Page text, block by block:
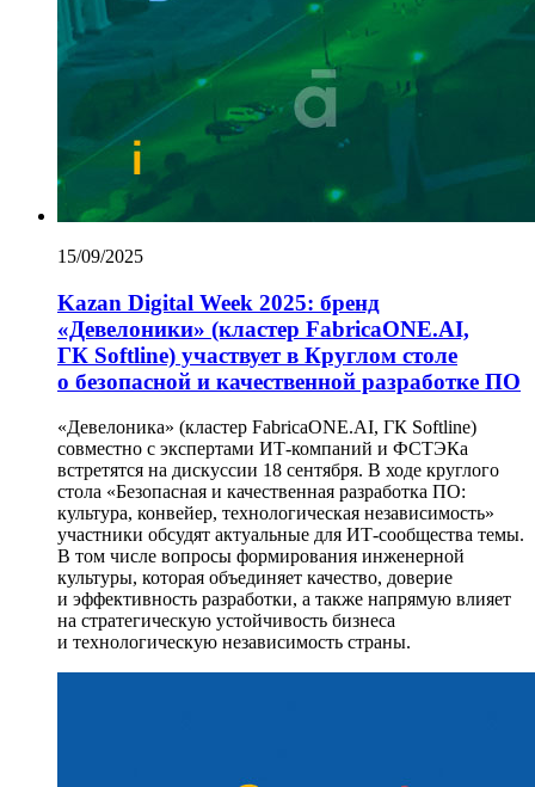
15/09/2025
Kazan Digital Week 2025: бренд
«Девелоники» (кластер FabricaONE.AI,
ГК Softline) участвует в Круглом столе
о безопасной и качественной разработке ПО
«Девелоника» (кластер FabricaONE.AI, ГК Softline)
совместно с экспертами ИТ-компаний и ФСТЭКа
встретятся на дискуссии 18 сентября. В ходе круглого
стола «Безопасная и качественная разработка ПО:
культура, конвейер, технологическая независимость»
участники обсудят актуальные для ИТ-сообщества темы.
В том числе вопросы формирования инженерной
культуры, которая объединяет качество, доверие
и эффективность разработки, а также напрямую влияет
на стратегическую устойчивость бизнеса
и технологическую независимость страны.